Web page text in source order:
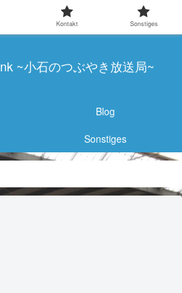
~小石のつぶやき放送局~
Blog
Sonstiges
Kontakt Sonstiges